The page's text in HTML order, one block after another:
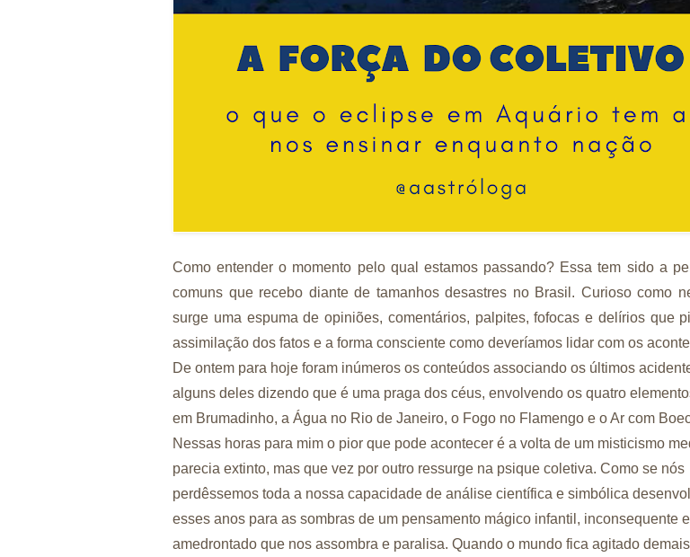
Como entender o momento pelo qual estamos passando? Essa tem sido a
comuns que recebo diante de tamanhos desastres no Brasil. Curioso como
surge uma espuma de opiniões, comentários, palpites, fofocas e delírios que
assimilação dos fatos e a forma consciente como deveríamos lidar com os
De ontem para hoje foram inúmeros os conteúdos associando os últimos
alguns deles dizendo que é uma praga dos céus, envolvendo os quatro
em Brumadinho, a Água no Rio de Janeiro, o Fogo no Flamengo e o Ar com
Nessas horas para mim o pior que pode acontecer é a volta de um misticismo
parecia extinto, mas que vez por outro ressurge na psique coletiva. Como se nós
perdêssemos toda a nossa capacidade de análise científica e simbólica
esses anos para as sombras de um pensamento mágico infantil, inconsequente e
amedrontado que nos assombra e paralisa. Quando o mundo fica agitado